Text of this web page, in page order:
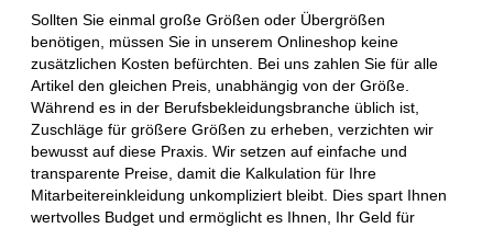
Sollten Sie einmal große Größen oder Übergrößen
benötigen, müssen Sie in unserem Onlineshop keine
zusätzlichen Kosten befürchten. Bei uns zahlen Sie für alle
Artikel den gleichen Preis, unabhängig von der Größe.
Während es in der Berufsbekleidungsbranche üblich ist,
Zuschläge für größere Größen zu erheben, verzichten wir
bewusst auf diese Praxis. Wir setzen auf einfache und
transparente Preise, damit die Kalkulation für Ihre
Mitarbeitereinkleidung unkompliziert bleibt. Dies spart Ihnen
wertvolles Budget und ermöglicht es Ihnen, Ihr Geld für